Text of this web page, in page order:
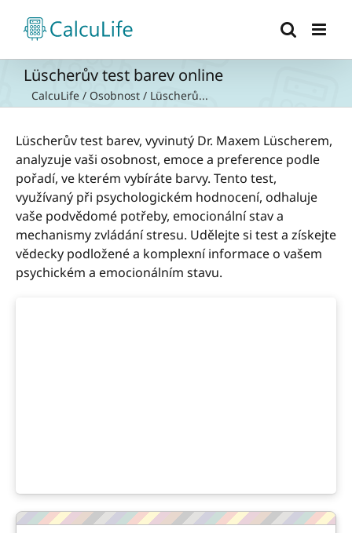
obsah
Lüscherův test barev online
CalcuLife / Osobnost / Lüscherů...
Lüscherův test barev, vyvinutý Dr. Maxem Lüscherem,
analyzuje vaši osobnost, emoce a preference podle
pořadí, ve kterém vybíráte barvy. Tento test,
využívaný při psychologickém hodnocení, odhaluje
vaše podvědomé potřeby, emocionální stav a
mechanismy zvládání stresu. Udělejte si test a získejte
vědecky podložené a komplexní informace o vašem
psychickém a emocionálním stavu.